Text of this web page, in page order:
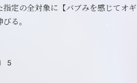
指定の全対象に【バブみを感じて
る。